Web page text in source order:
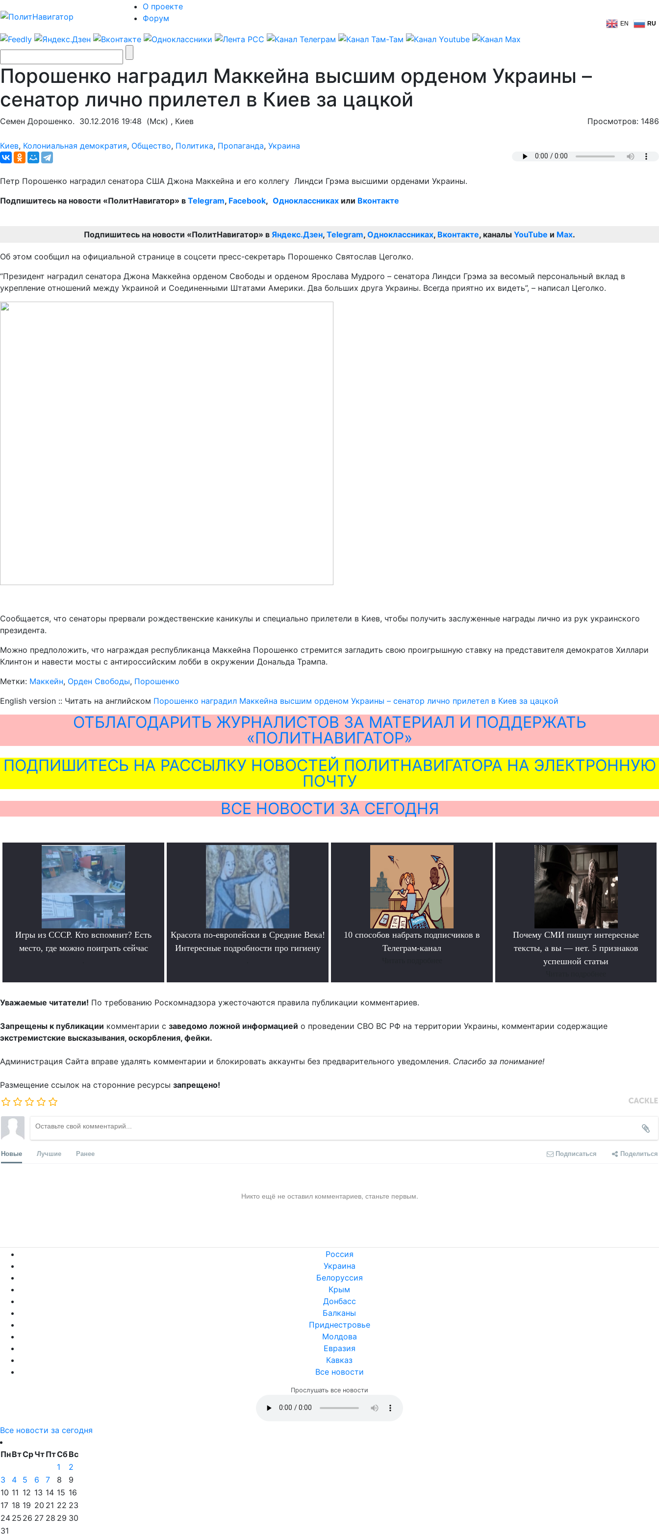
О проекте
Форум
EN RU
Порошенко наградил Маккейна высшим орденом Украины –
сенатор лично прилетел в Киев за цацкой
Семен Дорошенко. 30.12.2016 19:48 (Мск) , Киев Просмотров: 1486
Киев, Колониальная демократия, Общество, Политика, Пропаганда, Украина
Петр Порошенко наградил сенатора США Джона Маккейна и его коллегу Линдси Грэма высшими орденами Украины.
Подпишитесь на новости «ПолитНавигатор» в Telegram, Facebook, Одноклассниках или Вконтакте
Подпишитесь на новости «ПолитНавигатор» в Яндекс.Дзен, Telegram, Одноклассниках, Вконтакте, каналы YouTube и Max.
Об этом сообщил на официальной странице в соцсети пресс-секретарь Порошенко Святослав Цеголко.
“Президент наградил сенатора Джона Маккейна орденом Свободы и орденом Ярослава Мудрого – сенатора Линдси Грэма за весомый персональный вклад в
укрепление отношений между Украиной и Соединенными Штатами Америки. Два больших друга Украины. Всегда приятно их видеть”, – написал Цеголко.
Сообщается, что сенаторы прервали рождественские каникулы и специально прилетели в Киев, чтобы получить заслуженные награды лично из рук украинского
президента.
Можно предположить, что награждая республиканца Маккейна Порошенко стремится загладить свою проигрышную ставку на представителя демократов Хиллари
Клинтон и навести мосты с антироссийским лобби в окружении Дональда Трампа.
Метки: Маккейн, Орден Свободы, Порошенко
English version :: Читать на английском Порошенко наградил Маккейна высшим орденом Украины – сенатор лично прилетел в Киев за цацкой
ОТБЛАГОДАРИТЬ ЖУРНАЛИСТОВ ЗА МАТЕРИАЛ И ПОДДЕРЖАТЬ
«ПОЛИТНАВИГАТОР»
ПОДПИШИТЕСЬ НА РАССЫЛКУ НОВОСТЕЙ ПОЛИТНАВИГАТОРА НА ЭЛЕКТРОННУЮ
ПОЧТУ
ВСЕ НОВОСТИ ЗА СЕГОДНЯ
Игры из СССР. Кто вспомнит? Есть
место, где можно поиграть сейчас
Красота по-европейски в Средние Века!
Интересные подробности про гигиену
10 способов набрать подписчиков в
Телеграм-канал
Почему СМИ пишут интересные
тексты, а вы — нет. 5 признаков
успешной статьи
Уважаемые читатели! По требованию Роскомнадзора ужесточаются правила публикации комментариев.
Запрещены к публикации комментарии с заведомо ложной информацией о проведении СВО ВС РФ на территории Украины, комментарии содержащие
экстремистские высказывания, оскорбления, фейки.
Администрация Сайта вправе удалять комментарии и блокировать аккаунты без предварительного уведомления. Спасибо за понимание!
Размещение ссылок на сторонние ресурсы запрещено!
Новые Лучшие Ранее Подписаться Поделиться
Никто ещё не оставил комментариев, станьте первым.
Россия
Украина
Белоруссия
Крым
Донбасс
Балканы
Приднестровье
Молдова
Евразия
Кавказ
Все новости
Прослушать все новости
Все новости за сегодня
ПнВтСрЧтПтСбВс
1
2
3
4 5 6 7 8
9
10 11 12 13 14 15 16
17 18 19 20 21 22 23
24 25 26 27 28 29 30
31